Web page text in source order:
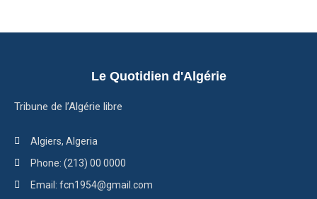
Le Quotidien d'Algérie
Tribune de l’Algérie libre
Algiers, Algeria
Phone: (213) 00 0000
Email: fcn1954@gmail.com